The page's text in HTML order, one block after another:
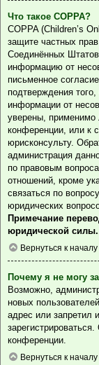
Что такое COPPA?
COPPA (Children’s
защите частных
Соединённых
информацию от
письменное
подтверждения
информации от
уверены, применимо
конференции, или к
юрисконсульту.
администрация
по правовым
отношений, кроме
связаться по
юридических
Примечание
юридической силы.
Вернуться к началу
Почему я не могу
Возможно,
новых
адрес или запретил
конференции.
Вернуться к началу